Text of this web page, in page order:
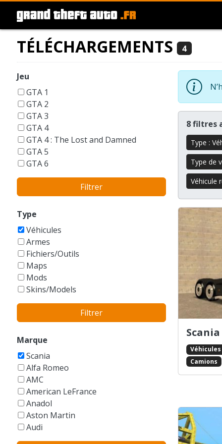
TÉLÉCHARGEMENTS 4
Jeu
GTA 1
GTA 2
GTA 3
GTA 4
GTA 4 : The Lost and Damned
GTA 5
GTA 6
GTA Liberty City Stories
GTA London 1969
GTA San Andreas
GTA Vice City
Filtrer
Type
Véhicules
Armes
Fichiers/Outils
Maps
Mods
Skins/Models
Filtrer
Marque
Scania
Alfa Romeo
AMC
American LeFrance
Anadol
Aston Martin
Audi
Austin
8 filtres
Type :
Type de
Véhicule
Scania
Véhicules
Camions